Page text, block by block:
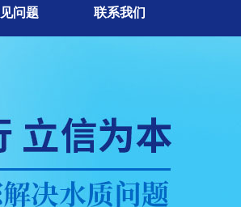
问题 联系我们